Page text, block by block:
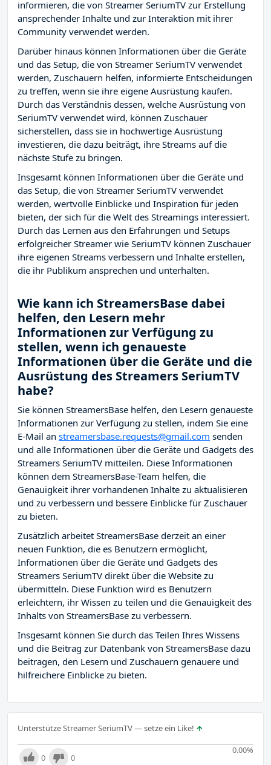
informieren, die von Streamer SeriumTV zur Erstellung
ansprechender Inhalte und zur Interaktion mit ihrer
Community verwendet werden.
Darüber hinaus können Informationen über die Geräte
und das Setup, die von Streamer SeriumTV verwendet
werden, Zuschauern helfen, informierte Entscheidungen
zu treffen, wenn sie ihre eigene Ausrüstung kaufen.
Durch das Verständnis dessen, welche Ausrüstung von
SeriumTV verwendet wird, können Zuschauer
sicherstellen, dass sie in hochwertige Ausrüstung
investieren, die dazu beiträgt, ihre Streams auf die
nächste Stufe zu bringen.
Insgesamt können Informationen über die Geräte und
das Setup, die von Streamer SeriumTV verwendet
werden, wertvolle Einblicke und Inspiration für jeden
bieten, der sich für die Welt des Streamings interessiert.
Durch das Lernen aus den Erfahrungen und Setups
erfolgreicher Streamer wie SeriumTV können Zuschauer
ihre eigenen Streams verbessern und Inhalte erstellen,
die ihr Publikum ansprechen und unterhalten.
Wie kann ich StreamersBase dabei
helfen, den Lesern mehr
Informationen zur Verfügung zu
stellen, wenn ich genaueste
Informationen über die Geräte und die
Ausrüstung des Streamers SeriumTV
habe?
Sie können StreamersBase helfen, den Lesern genaueste
Informationen zur Verfügung zu stellen, indem Sie eine
E-Mail an streamersbase.requests@gmail.com senden
und alle Informationen über die Geräte und Gadgets des
Streamers SeriumTV mitteilen. Diese Informationen
können dem StreamersBase-Team helfen, die
Genauigkeit ihrer vorhandenen Inhalte zu aktualisieren
und zu verbessern und bessere Einblicke für Zuschauer
zu bieten.
Zusätzlich arbeitet StreamersBase derzeit an einer
neuen Funktion, die es Benutzern ermöglicht,
Informationen über die Geräte und Gadgets des
Streamers SeriumTV direkt über die Website zu
übermitteln. Diese Funktion wird es Benutzern
erleichtern, ihr Wissen zu teilen und die Genauigkeit des
Inhalts von StreamersBase zu verbessern.
Insgesamt können Sie durch das Teilen Ihres Wissens
und die Beitrag zur Datenbank von StreamersBase dazu
beitragen, den Lesern und Zuschauern genauere und
hilfreichere Einblicke zu bieten.
Unterstütze Streamer SeriumTV — setze ein Like!
0.00%
0 0